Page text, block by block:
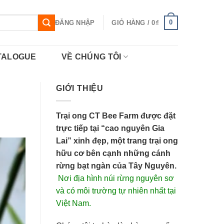
ĐĂNG NHẬP GIỎ HÀNG /0₫ 0
VỀ CHÚNG TÔI
GIỚI THIỆU
Trại ong CT Bee Farm được đặt
trực tiếp tại “cao nguyên Gia
Lai” xinh đẹp, một trang trại ong
hữu cơ bên cạnh những cánh
rừng bạt ngàn của Tây Nguyên.
Nơi địa hình núi rừng nguyên sơ
và có môi trường tự nhiên nhất tại
Việt Nam.